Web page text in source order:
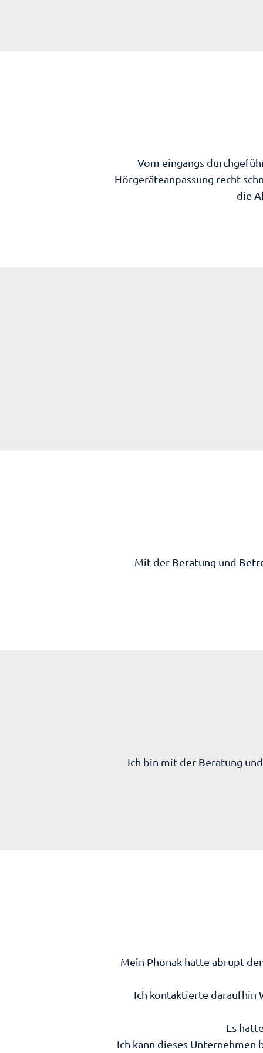
Vom eingangs
Hörgeräteanpassung recht
die
Mit der Beratung und
Ich bin mit der Beratung
Mein Phonak hatte abrupt
Ich kontaktierte daraufhin
Es
Ich kann dieses